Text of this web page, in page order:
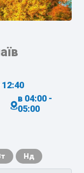
12:40
в 04:00 -
05:00
Нд